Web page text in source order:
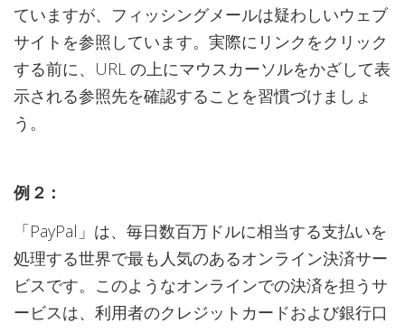
ていますが、フィッシングメールは疑わしいウェブ
サイトを参照しています。実際にリンクをクリック
する前に、URL の上にマウスカーソルをかざして表
示される参照先を確認することを習慣づけましょ
う。
例 ２：
「PayPal」は、毎日数百万ドルに相当する支払いを
処理する世界で最も人気のあるオンライン決済サー
ビスです。このようなオンラインでの決済を担うサ
ービスは、利用者のクレジットカードおよび銀行口